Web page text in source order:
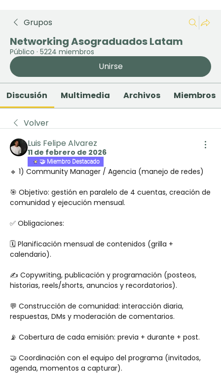
Grupos
Networking Asograduados Latam
Público · 5224 miembros
Unirse
Discusión Multimedia Archivos Miembros
Volver
Luis Felipe Alvarez
11 de febrero de 2026
🤝 Miembro Destacado
🔹 1) Community Manager / Agencia (manejo de redes)
🎯 Objetivo: gestión en paralelo de 4 cuentas, creación de
comunidad y ejecución mensual.
✅ Obligaciones:
🗓️ Planificación mensual de contenidos (grilla +
calendario).
✍️ Copywriting, publicación y programación (posteos,
historias, reels/shorts, anuncios y recordatorios).
💬 Construcción de comunidad: interacción diaria,
respuestas, DMs y moderación de comentarios.
📡 Cobertura de cada emisión: previa + durante + post.
🤝 Coordinación con el equipo del programa (invitados,
agenda, momentos a capturar).